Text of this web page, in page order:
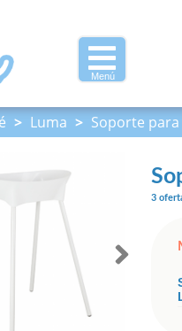
Menú
> Luma > Soporte
3